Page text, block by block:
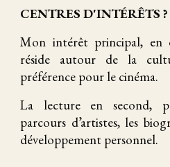
CENTRES D'INTÉRÊTS ?
Mon intérêt principal, en
réside autour de la
préférence pour le cinéma.
La lecture en second,
parcours d’artistes, les
développement personnel.